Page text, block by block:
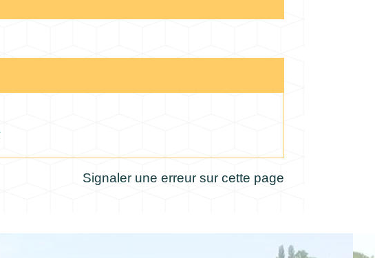
Signaler une erreur sur cette page